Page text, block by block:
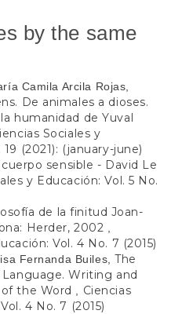
by the same
Camila Arcila Rojas,
De animales a dioses.
humanidad de Yuval
Sociales y
(2021): (january-june)
cuerpo sensible - David Le
y Educación: Vol. 5 No.
de la finitud Joan-
Herder, 2002
Vol. 4 No. 7 (2015)
Fernanda Builes,The
Writing and
the Word
Ciencias
4 No. 7 (2015)